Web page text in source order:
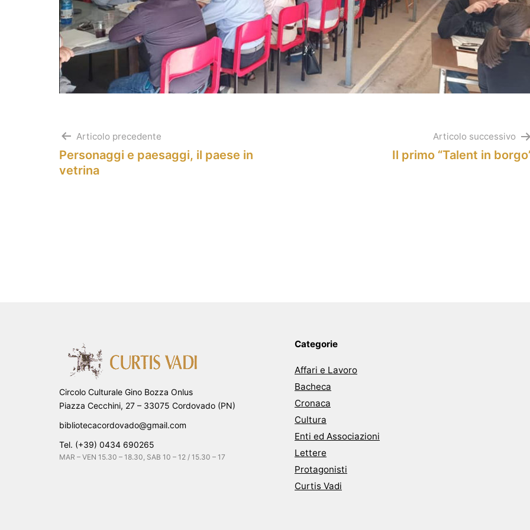
Navigazione
articoli
Articolo precedente
Personaggi e paesaggi, il paese in
vetrina
Articolo successivo
Il primo “Talent in
Circolo Culturale Gino Bozza Onlus
Piazza Cecchini, 27 – 33075 Cordovado (PN)
bibliotecacordovado@gmail.com
Tel. (+39) 0434 690265
MAR – VEN 15.30 – 18.30, SAB 10 – 12 / 15.30 – 17
Categorie
Affari e Lavoro
Bacheca
Cronaca
Cultura
Enti ed Associazioni
Lettere
Protagonisti
Curtis Vadi